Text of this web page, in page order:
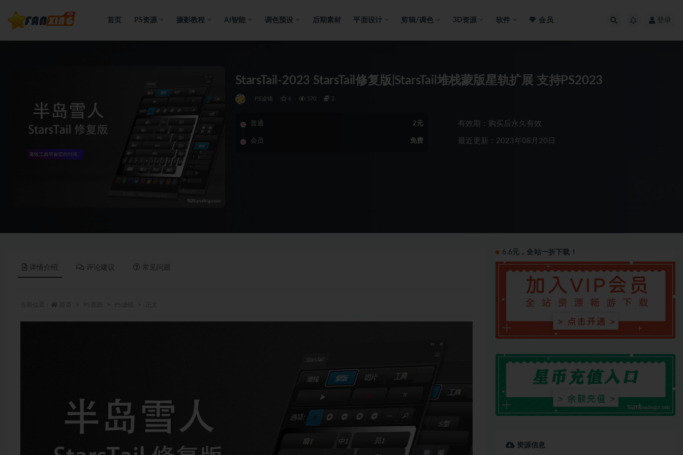
首页 PS资源 摄影教程 AI智能 调色预设 后期素材 平面设计 剪辑/调色 3D资源 软件 会员 登录
StarsTail-2023 StarsTail修复版|StarsTail堆栈蒙版星轨扩展 支持PS2023
PS滤镜 6 570 2
普通 2元
会员 免费
有效期：购买后永久有效
最近更新：2023年08月20日
详情介绍 评论建议 常见问题
6.6元，全站一折下载！
资源信息